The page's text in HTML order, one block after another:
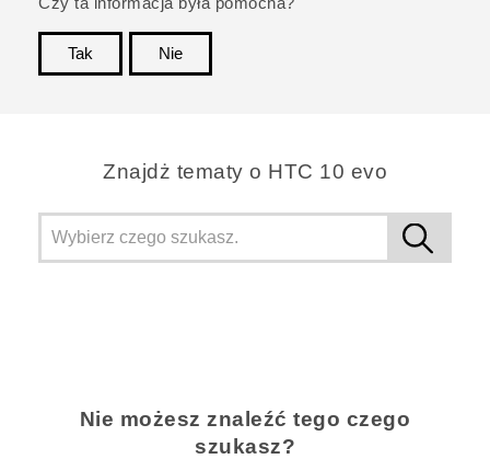
Tak
Nie
Znajdż tematy o HTC 10 evo
Nie możesz znaleźć tego czego
szukasz?